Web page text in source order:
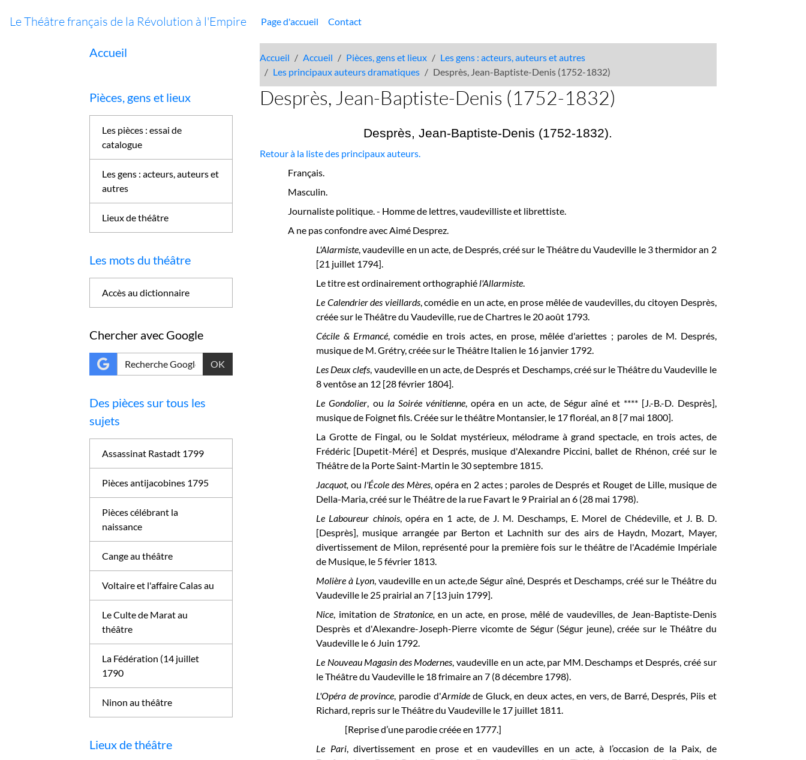
Le Théâtre français de la Révolution à l'Empire Page d'accueil Contact
Accueil Accueil Pièces, gens et lieux
Les gens : acteurs, auteurs et autres
Les principaux auteurs dramatiques
Desprès, Jean-Baptiste-Denis (1752-1832)
Desprès, Jean-Baptiste-Denis (1752-1832)
Desprès, Jean-Baptiste-Denis (1752-1832).
Retour à la liste des principaux auteurs.
Français.
Masculin.
Journaliste politique. - Homme de lettres, vaudevilliste et librettiste.
A ne pas confondre avec Aimé Desprez.
L'Alarmiste,vaudeville en un acte, de Després, créé sur le Théâtre du Vaudeville le 3 thermidor an 2
[21 juillet 1794].
Le titre est ordinairement orthographiél'Allarmiste.
Le Calendrier des vieillards, comédie en un acte, en prose mêlée de vaudevilles, du citoyen Desprès,
créée sur le Théâtre du Vaudeville, rue de Chartres le 20 août 1793.
Cécile & Ermancé, comédie en trois actes, en prose, mêlée d'ariettes ; paroles de M. Després,
musique de M. Grétry, créée sur leThéâtre Italien le 16 janvier 1792.
Les Deux clefs, vaudeville en un acte, de Després et Deschamps, créé sur le Théâtre du Vaudeville le
8 ventôsean 12 [28 février 1804].
Le Gondolier, ou la Soirée vénitienne, opéra en un acte, de Ségur aîné et **** [J.-B.-D. Desprès],
musique de Foignet fils. Créée sur le théâtre Montansier, le 17 floréal, an 8 [7 mai 1800].
La Grotte de Fingal, ou le Soldat mystérieux, mélodrame à grand spectacle, en trois actes, de
Frédéric [Dupetit-Méré] et Després, musique d'Alexandre Piccini, ballet de Rhénon, créé sur le
Théâtre de la Porte Saint-Martin le 30 septembre 1815.
Jacquot,ou l'École des Mères, opéra en 2 actes ; paroles de Després et Rouget de Lille, musique de
Della-Maria, créé sur le Théâtre de la rue Favart le 9 Prairial an 6 (28 mai 1798).
Le Laboureur chinois, opéra en 1 acte, de J. M. Deschamps, E. Morel de Chédeville, et J. B. D.
[Desprès], musique arrangée par Berton et Lachnith sur des airs de Haydn, Mozart, Mayer,
divertissement de Milon, représenté pour la première fois sur le théâtre de l'Académie Impériale
de Musique, le 5 février 1813.
Molière à Lyon, vaudeville en un acte,de Ségur aîné, Després et Deschamps, créé sur le Théâtre du
Vaudeville le 25 prairial an 7 [13 juin 1799].
Nice, imitation de Stratonice,en un acte, en prose, mêlé de vaudevilles, de Jean-Baptiste-Denis
Desprès et d'‎Alexandre-Joseph-Pierre vicomte de Ségur (Ségur jeune), créée sur le Théâtre du
Vaudeville le 6 Juin 1792.
Le Nouveau Magasin des Modernes, vaudeville en un acte, par MM. Deschamps et Després, créé sur
le Théâtre du Vaudeville le 18 frimaire an 7 (8 décembre 1798).
L'Opéra de province, parodie d'Armidede Gluck, en deux actes, en vers, de Barré, Després, Piis et
Richard, repris sur le Théâtre du Vaudeville le 17 juillet 1811.
[Reprise d’une parodie créée en 1777.]
Le Pari, divertissement en prose et en vaudevilles en un acte, à l’occasion de la Paix, de
Accueil
Pièces, gens et lieux
Les pièces : essai de
catalogue
Les gens : acteurs, auteurs et
autres
Lieux de théâtre
Les mots du théâtre
Accès au dictionnaire
Chercher avec Google
OK
Des pièces sur tous les
sujets
Assassinat Rastadt 1799
Pièces antijacobines 1795
Pièces célébrant la
naissance
Cange au théâtre
Voltaire et l'affaire Calas au
Le Culte de Marat au
théâtre
La Fédération (14 juillet
1790
Ninon au théâtre
Lieux de théâtre